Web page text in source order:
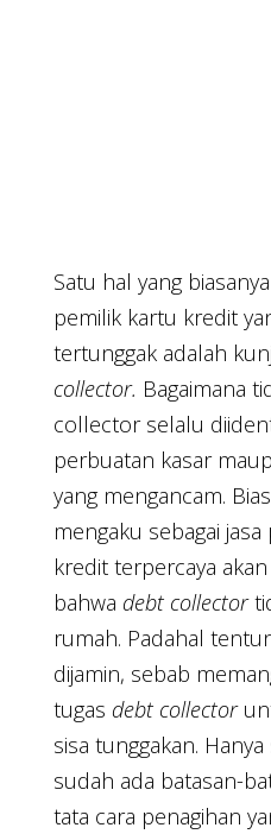
Satu hal yang
pemilik kartu kredit
tertunggak adalah
collector. Bagaimana
collector selalu
perbuatan kasar
yang mengancam.
mengaku sebagai
kredit terpercaya
bahwa debt collector
rumah. Padahal
dijamin, sebab
tugas debt collector
sisa tunggakan.
sudah ada batasan-
tata cara penagihan